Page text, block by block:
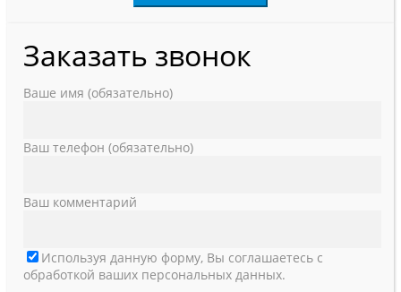
Заказать звонок
Ваше имя (обязательно)
Ваш телефон (обязательно)
Ваш комментарий
Используя данную форму, Вы соглашаетесь с
обработкой ваших персональных данных.